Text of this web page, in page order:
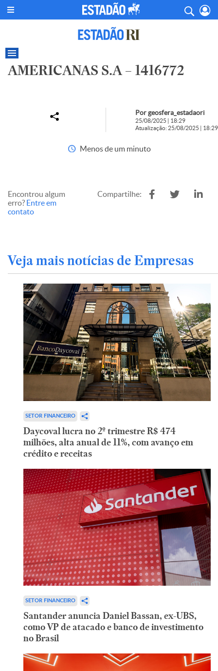
AMERICANAS S.A – 1416772
Por geosfera_estadaori
25/08/2025 | 18:29
Atualização: 25/08/2025 | 18:29
Menos de um minuto
Encontrou algum
erro? Entre em
contato
Compartilhe:
Veja mais notícias de Empresas
SETOR FINANCEIRO
Daycoval lucra no 2º trimestre R$ 474
milhões, alta anual de 11%, com avanço em
crédito e receitas
SETOR FINANCEIRO
Santander anuncia Daniel Bassan, ex-UBS,
como VP de atacado e banco de investimento
no Brasil